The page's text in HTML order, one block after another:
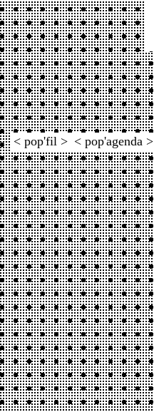
< pop'fil > < pop'agenda >